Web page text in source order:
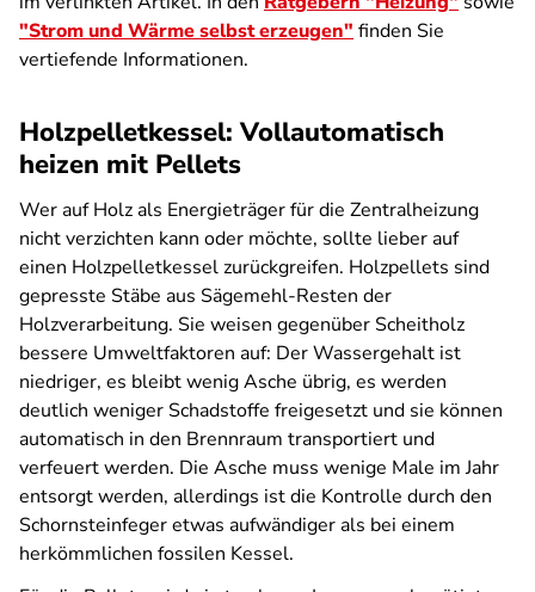
"Strom und Wärme selbst erzeugen" finden Sie
vertiefende Informationen.
Holzpelletkessel: Vollautomatisch
heizen mit Pellets
Wer auf Holz als Energieträger für die Zentralheizung
nicht verzichten kann oder möchte, sollte lieber auf
einen Holzpelletkessel zurückgreifen. Holzpellets sind
gepresste Stäbe aus Sägemehl-Resten der
Holzverarbeitung. Sie weisen gegenüber Scheitholz
bessere Umweltfaktoren auf: Der Wassergehalt ist
niedriger, es bleibt wenig Asche übrig, es werden
deutlich weniger Schadstoffe freigesetzt und sie können
automatisch in den Brennraum transportiert und
verfeuert werden. Die Asche muss wenige Male im Jahr
entsorgt werden, allerdings ist die Kontrolle durch den
Schornsteinfeger etwas aufwändiger als bei einem
herkömmlichen fossilen Kessel.